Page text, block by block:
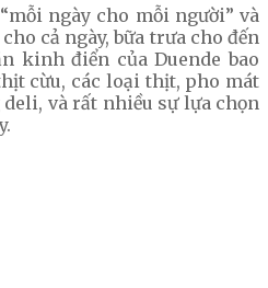
ngày cho mỗi người” và
cả ngày, bữa trưa cho đến
kinh điển của Duende bao
cừu, các loại thịt, pho mát
và rất nhiều sự lựa chọn